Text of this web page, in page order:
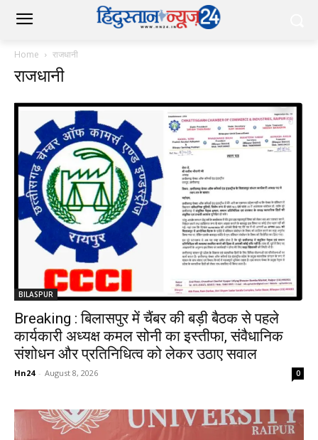
Home राजधानी
राजधानी
BILASPUR
Breaking : बिलासपुर में चैंबर की बड़ी बैठक से पहले
कार्यकारी अध्यक्ष कमल सोनी का इस्तीफा, संवैधानिक
संशोधन और प्रतिनिधित्व को लेकर उठाए सवाल
Hn24 - August 8, 2026 0